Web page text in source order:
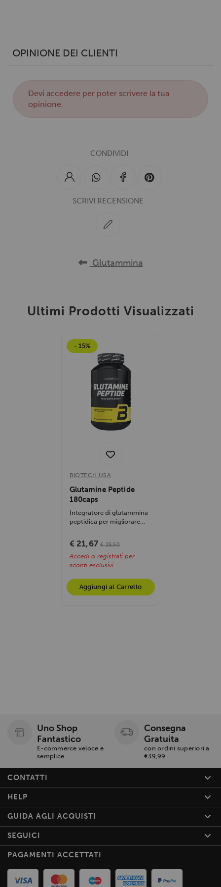
OPINIONE DEI CLIENTI
Deviaccedere per poter scrivere la tua
opinione.
CONDIVIDI
SCRIVI RECENSIONE
Glutammina
Ultimi Prodotti Visualizzati
- 15%
BIOTECH USA
Glutamine Peptide
180caps
Integratore di glutammina
peptidica per migliorare
muscolare....
€ 21,67 € 25,50
Accedi o registrati per
sconti esclusivi
Aggiungi al Carrello
Uno Shop
Fantastico
E-commerce veloce e
semplice
Consegna
Gratuita
con ordini superiori a
€39,99
CONTATTI
HELP
GUIDA AGLI ACQUISTI
SEGUICI
PAGAMENTI ACCETTATI